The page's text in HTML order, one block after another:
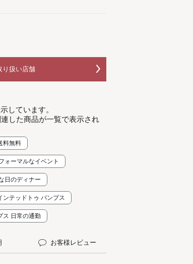
り扱い店舗
しています。
した商品が一覧で表示され
料無料
ォーマルなイベント
日のディナー
ンテッドトゥ パンプス
ス 日常の通勤
お客様レビュー